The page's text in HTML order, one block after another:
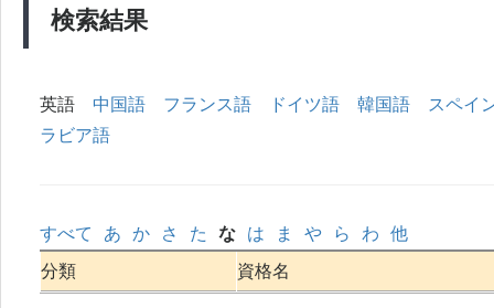
検索結果
英語 中国語 フランス語 ドイツ語 韓国語
スペイ
ラビア語
すべて あ か さ た な は ま や ら わ
他
分類
資格名